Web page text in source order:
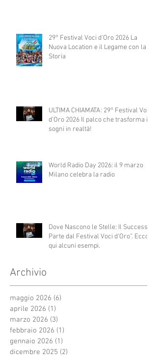
29° Festival Voci d'Oro 2026 La
Nuova Location e il Legame con la
Storia
ULTIMA CHIAMATA: 29° Festival Voci
d'Oro 2026 Il palco che trasforma i
sogni in realtà!
World Radio Day 2026: il 9 marzo
Milano celebra la radio
Dove Nascono le Stelle: Il Successo
Parte dal Festival Voci d’Oro”. Ecco
qui alcuni esempi.
Archivio
maggio 2026 (6)
aprile 2026 (1)
marzo 2026 (3)
febbraio 2026 (1)
gennaio 2026 (1)
dicembre 2025 (2)